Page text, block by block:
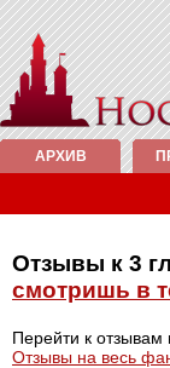
АРХИВ
Отзывы к 3
смотришь в
Перейти к отзывам
Отзывы на весь